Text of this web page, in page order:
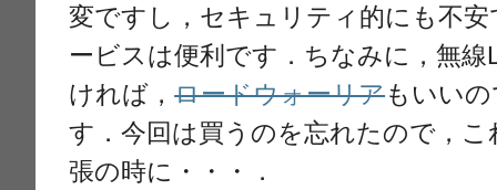
変ですし，セキュリティ的にも不
ービスは便利です．ちなみに，無
ければ，ロードウォーリアもいい
す．今回は買うのを忘れたので，
張の時に・・・．